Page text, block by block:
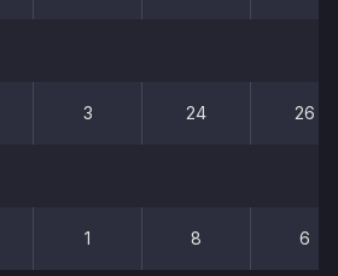
3 24 26
1 8 6